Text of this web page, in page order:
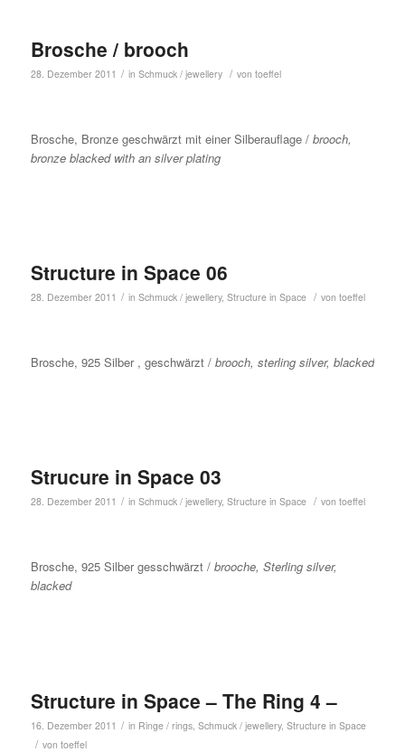
Brosche / brooch
28. Dezember 2011 / in Schmuck / jewellery / von toeffel
Brosche, Bronze geschwärzt mit einer Silberauflage /brooch,
bronze blacked with an silver plating
Structure in Space 06
28. Dezember 2011 / in Schmuck / jewellery, Structure in Space / von toeffel
Brosche, 925 Silber , geschwärzt /brooch, sterling silver, blacked
Strucure in Space 03
28. Dezember 2011 / in Schmuck / jewellery, Structure in Space / von toeffel
Brosche, 925 Silber gesschwärzt / brooche, Sterling silver,
blacked
Structure in Space – The Ring 4 –
16. Dezember 2011 / in Ringe / rings, Schmuck / jewellery, Structure in Space
/ von toeffel